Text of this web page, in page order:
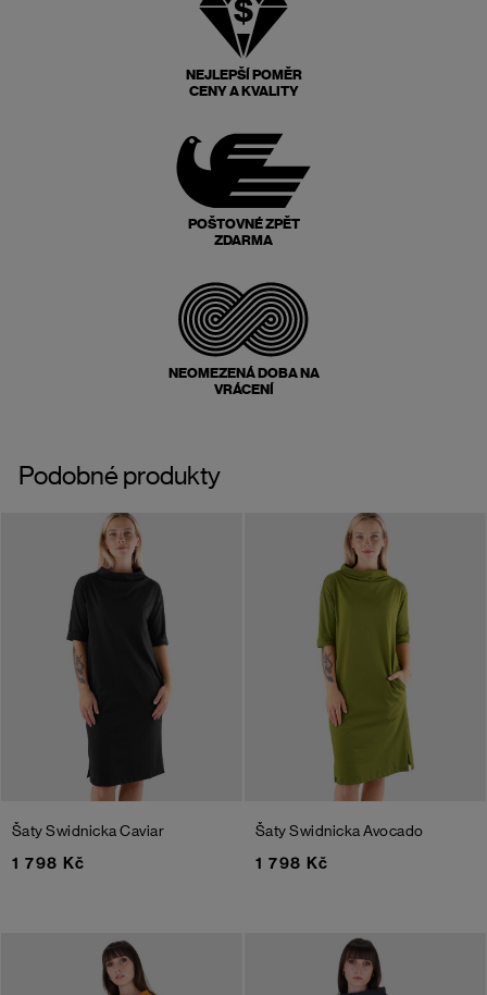
NEJLEPŠÍ POMĚR
CENY A KVALITY
POŠTOVNÉ ZPĚT
ZDARMA
NEOMEZENÁ DOBA NA
VRÁCENÍ
Podobné produkty
Šaty SwidnickaCaviar
1 798 Kč
Šaty SwidnickaAvocado
1 798 Kč